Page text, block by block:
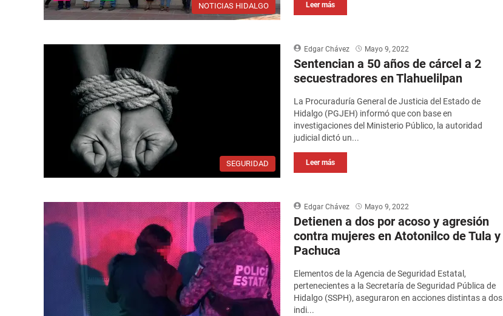
NOTICIAS HIDALGO Leer más
SEGURIDAD
Edgar Chávez Mayo 9, 2022
Sentencian a 50 años de cárcel a 2
secuestradores en Tlahuelilpan
La Procuraduría General de Justicia del Estado de
Hidalgo (PGJEH) informó que con base en
investigaciones del Ministerio Público, la autoridad
judicial dictó un...
Leer más
Edgar Chávez Mayo 9, 2022
Detienen a dos por acoso y agresión
contra mujeres en Atotonilco de Tula y
Pachuca
Elementos de la Agencia de Seguridad Estatal,
pertenecientes a la Secretaría de Seguridad Pública de
Hidalgo (SSPH), aseguraron en acciones distintas a dos
indi...